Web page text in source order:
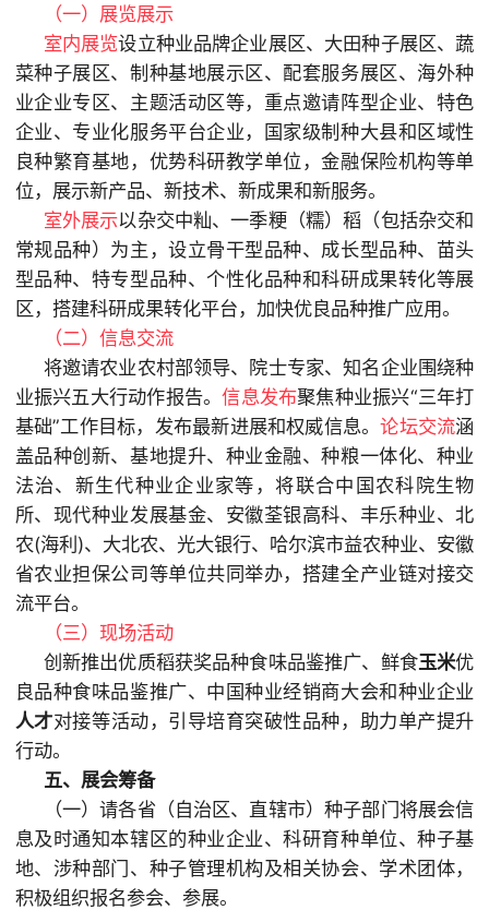
（一）展览展示
室内展览设立种业品牌企业展区、大田种子展区、蔬
菜种子展区、制种基地展示区、配套服务展区、海外种
业企业专区、主题活动区等，重点邀请阵型企业、特色
企业、专业化服务平台企业，国家级制种大县和区域性
良种繁育基地，优势科研教学单位，金融保险机构等单
位，展示新产品、新技术、新成果和新服务。
室外展示以杂交中籼、一季粳（糯）稻（包括杂交和
常规品种）为主，设立骨干型品种、成长型品种、苗头
型品种、特专型品种、个性化品种和科研成果转化等展
区，搭建科研成果转化平台，加快优良品种推广应用。
（二）信息交流
将邀请农业农村部领导、院士专家、知名企业围绕种
业振兴五大行动作报告。信息发布聚焦种业振兴“三年打
基础”工作目标，发布最新进展和权威信息。论坛交流涵
盖品种创新、基地提升、种业金融、种粮一体化、种业
法治、新生代种业企业家等，将联合中国农科院生物
所、现代种业发展基金、安徽荃银高科、丰乐种业、北
农(海利)、大北农、光大银行、哈尔滨市益农种业、安徽
省农业担保公司等单位共同举办，搭建全产业链对接交
流平台。
（三）现场活动
创新推出优质稻获奖品种食味品鉴推广、鲜食玉米优
良品种食味品鉴推广、中国种业经销商大会和种业企业
人才对接等活动，引导培育突破性品种，助力单产提升
行动。
五、展会筹备
（一）请各省（自治区、直辖市）种子部门将展会信
息及时通知本辖区的种业企业、科研育种单位、种子基
地、涉种部门、种子管理机构及相关协会、学术团体，
积极组织报名参会、参展。